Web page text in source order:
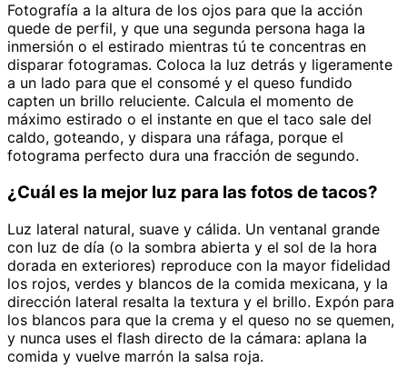
Fotografía a la altura de los ojos para que la acción
quede de perfil, y que una segunda persona haga la
inmersión o el estirado mientras tú te concentras en
disparar fotogramas. Coloca la luz detrás y ligeramente
a un lado para que el consomé y el queso fundido
capten un brillo reluciente. Calcula el momento de
máximo estirado o el instante en que el taco sale del
caldo, goteando, y dispara una ráfaga, porque el
fotograma perfecto dura una fracción de segundo.
¿Cuál es la mejor luz para las fotos de tacos?
Luz lateral natural, suave y cálida. Un ventanal grande
con luz de día (o la sombra abierta y el sol de la hora
dorada en exteriores) reproduce con la mayor fidelidad
los rojos, verdes y blancos de la comida mexicana, y la
dirección lateral resalta la textura y el brillo. Expón para
los blancos para que la crema y el queso no se quemen,
y nunca uses el flash directo de la cámara: aplana la
comida y vuelve marrón la salsa roja.